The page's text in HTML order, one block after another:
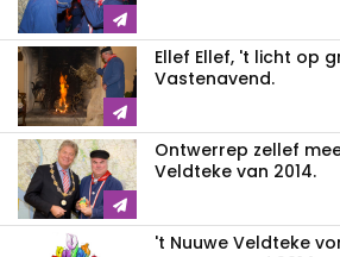
Ellef Ellef, 't licht op
Vastenavend.
Ontwerrep zellef
Veldteke van 2014.
't Nuuwe Veldteke